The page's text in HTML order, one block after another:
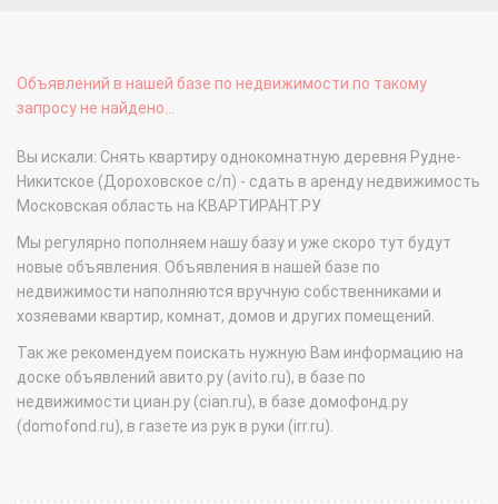
Объявлений в нашей базе по недвижимости по такому
запросу не найдено...
Вы искали: Снять квартиру однокомнатную деревня Рудне-
Никитское (Дороховское с/п) - сдать в аренду недвижимость
Московская область на КВАРТИРАНТ.РУ
Мы регулярно пополняем нашу базу и уже скоро тут будут
новые объявления. Объявления в нашей базе по
недвижимости наполняются вручную собственниками и
хозяевами квартир, комнат, домов и других помещений.
Так же рекомендуем поискать нужную Вам информацию на
доске объявлений авито.ру (avito.ru), в базе по
недвижимости циан.ру (cian.ru), в базе домофонд.ру
(domofond.ru), в газете из рук в руки (irr.ru).